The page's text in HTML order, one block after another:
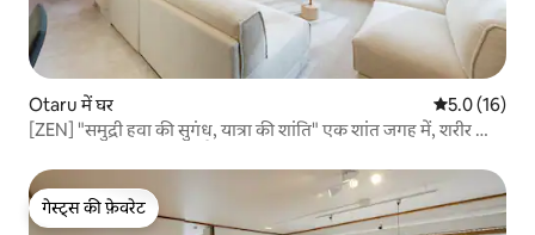
Otaru में घर औसत रेटिंग 5
5.0 (16)
[ZEN] "समुद्री हवा की सुगंध, यात्रा की शांति" एक शांत जगह में, शरीर और
आरामगाह
गेस्ट्स की फ़ेवरेट
गेस्ट्स की फ़ेवरेट